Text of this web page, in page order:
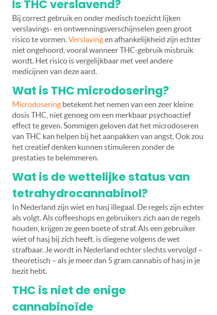
Is THC verslavend?
Bij correct gebruik en onder medisch toezicht lijken
verslavings- en ontwenningsverschijnselen geen groot
risico te vormen. Verslavingen afhankelijkheid zijn echter
niet ongehoord, vooral wanneer THC-gebruik misbruik
wordt. Het risico is vergelijkbaar met veel andere
medicijnen van deze aard.
Wat is THC microdosering?
Microdosering betekent het nemen van een zeer kleine
dosis THC, niet genoeg om een merkbaar psychoactief
effect te geven. Sommigen geloven dat het microdoseren
van THC kan helpen bij het aanpakken van angst. Ook zou
het creatief denken kunnen stimuleren zonder de
prestaties te belemmeren.
Wat is de wettelijke status van
tetrahydrocannabinol?
In Nederland zijn wiet en hasj illegaal. De regels zijn echter
als volgt. Als coffeeshops en gebruikers zich aan de regels
houden, krijgen ze geen boete of straf. Als een gebruiker
wiet of hasj bij zich heeft, is diegene volgens de wet
strafbaar. Je wordt in Nederland echter slechts vervolgd –
theoretisch – als je meer dan 5 gram cannabis of hasj in je
bezit hebt.
THC is niet de enige
cannabinoïde